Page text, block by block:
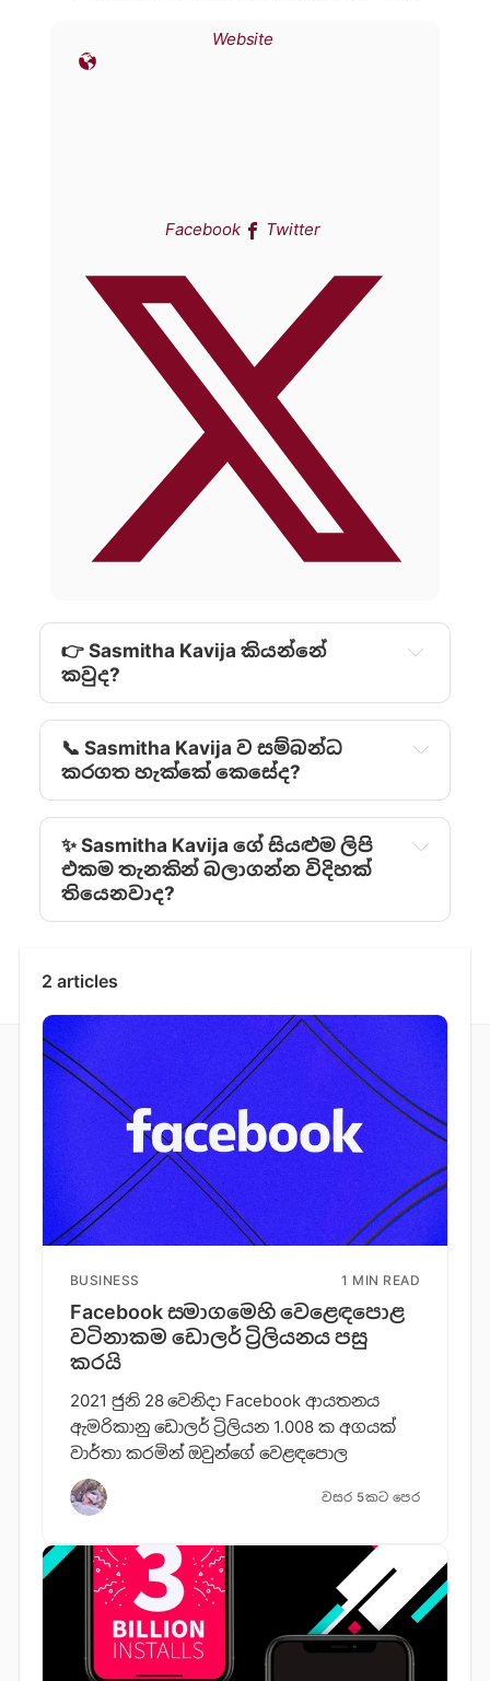
Website
Facebook Twitter
👉 Sasmitha Kavija කියන්නේ
කවුද?
📞 Sasmitha Kavija ව සම්බන්ධ
කරගත හැක්කේ කෙසේද?
✨ Sasmitha Kavija ‍ගේ සියළුම ලිපි
එකම තැනකින් බලාගන්න විදිහක්
තියෙනවාද?
2 articles
BUSINESS 1 MIN READ
Facebook සමාගමෙහි වෙළෙඳපොළ
වටිනාකම ඩොලර් ට්‍රිලියනය පසු
කරයි
2021 ජුනි 28 වෙනිදා Facebook ආයතනය
ඇමරිකානු ඩොලර් ට්‍රිලියන 1.008 ක අගයක්
වාර්තා කරමින් ඔවුන්ගේ වෙළඳපොල
වසර 5කට පෙර